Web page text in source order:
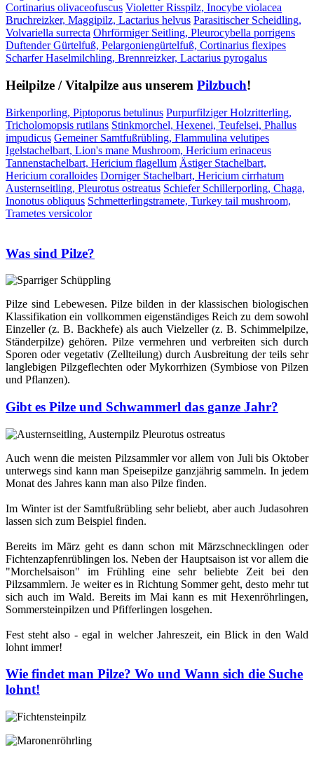
Cortinarius olivaceofuscus Violetter Risspilz, Inocybe violacea
Bruchreizker, Maggipilz, Lactarius helvus Parasitischer Scheidling,
Volvariella surrecta Ohrförmiger Seitling, Pleurocybella porrigens
Duftender Gürtelfuß, Pelargoniengürtelfuß, Cortinarius flexipes
Scharfer Haselmilchling, Brennreizker, Lactarius pyrogalus
Heilpilze / Vitalpilze aus unserem Pilzbuch!
Birkenporling, Piptoporus betulinus Purpurfilziger Holzritterling,
Tricholomopsis rutilans Stinkmorchel, Hexenei, Teufelsei, Phallus
impudicus Gemeiner Samtfußrübling, Flammulina velutipes
Igelstachelbart, Lion's mane Mushroom, Hericium erinaceus
Tannenstachelbart, Hericium flagellum Ästiger Stachelbart,
Hericium coralloides Dorniger Stachelbart, Hericium cirrhatum
Austernseitling, Pleurotus ostreatus Schiefer Schillerporling, Chaga,
Inonotus obliquus Schmetterlingstramete, Turkey tail mushroom,
Trametes versicolor
Was sind Pilze?
Pilze sind Lebewesen. Pilze bilden in der klassischen biologischen
Klassifikation ein vollkommen eigenständiges Reich zu dem sowohl
Einzeller (z. B. Backhefe) als auch Vielzeller (z. B. Schimmelpilze,
Ständerpilze) gehören. Pilze vermehren und verbreiten sich durch
Sporen oder vegetativ (Zellteilung) durch Ausbreitung der teils sehr
langlebigen Pilzgeflechten oder Mykorrhizen (Symbiose von Pilzen
und Pflanzen).
Gibt es Pilze und Schwammerl das ganze Jahr?
Auch wenn die meisten Pilzsammler vor allem von Juli bis Oktober
unterwegs sind kann man Speisepilze ganzjährig sammeln. In jedem
Monat des Jahres kann man also Pilze finden.
Im Winter ist der Samtfußrübling sehr beliebt, aber auch Judasohren
lassen sich zum Beispiel finden.
Bereits im März geht es dann schon mit Märzschnecklingen oder
Fichtenzapfenrüblingen los. Neben der Hauptsaison ist vor allem die
"Morchelsaison" im Frühling eine sehr beliebte Zeit bei den
Pilzsammlern. Je weiter es in Richtung Sommer geht, desto mehr tut
sich auch im Wald. Bereits im Mai kann es mit Hexenröhrlingen,
Sommersteinpilzen und Pfifferlingen losgehen.
Fest steht also - egal in welcher Jahreszeit, ein Blick in den Wald
lohnt immer!
Wie findet man Pilze? Wo und Wann sich die Suche
lohnt!